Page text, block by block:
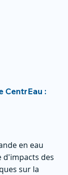
CentrEau :
en eau
d'impacts des
sur la